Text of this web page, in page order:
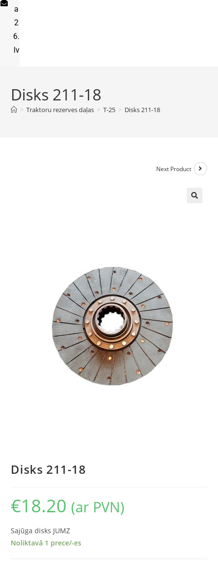
a
2
6.
lv
Disks 211-18
> Traktoru rezerves daļas > T-25 > Disks 211-18
Next Product
Disks 211-18
€18.20 (ar PVN)
Sajūga disks JUMZ
Noliktavā 1 prece/-es